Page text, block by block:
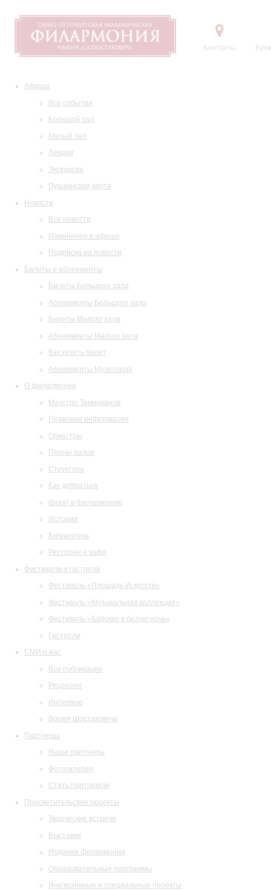
Контакты
Афиша
Все события
Большой зал
Малый зал
Лекции
Экскурсии
Пушкинская карта
Новости
Все новости
Изменения в афише
Подписка на новости
Билеты и абонементы
Билеты Большого зала
Абонементы Большого зала
Билеты Малого зала
Абонементы Малого зала
Как купить билет
Абонементы Музитория
О филармонии
Маэстро Темирканов
Правовая информация
Оркестры
Планы залов
Структура
Как добраться
Визит в филармонию
История
Библиотека
Ресторан и кафе
Фестивали и гастроли
Фестиваль «Площадь Искусств»
Фестиваль «Музыкальная коллекция»
Фестиваль «Барокко в белую ночь»
Гастроли
СМИ о нас
Все публикации
Рецензии
Интервью
Время Шостаковича
Партнеры
Наши партнеры
Фотогалерея
Стать партнером
Просветительские проекты
Творческие встречи
Выставки
Издания филармонии
Образовательные программы
Инклюзивные и специальные проекты